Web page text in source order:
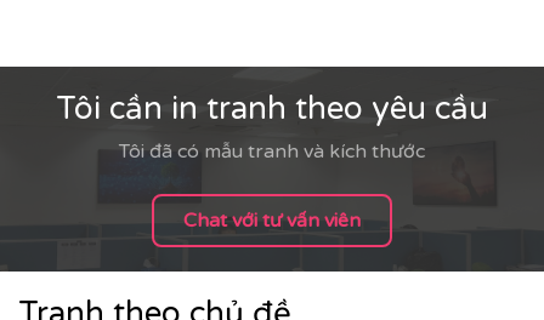
Tôi cần in tranh theo yêu cầu
Tôi đã có mẫu tranh và kích thước
Chat với tư vấn viên